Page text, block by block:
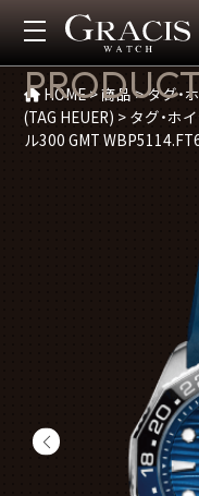
商品紹介
HOME>商品>タグ・
(TAG HEUER) > タグ・ホ
ル300 GMT